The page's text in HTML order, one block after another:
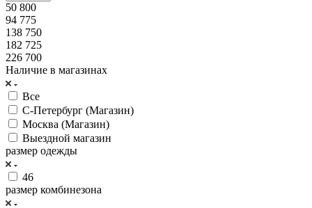
50 800
94 775
138 750
182 725
226 700
Наличие в магазинах
Все
С-Петербург (Магазин)
Москва (Магазин)
Выездной магазин
размер одежды
46
размер комбинезона